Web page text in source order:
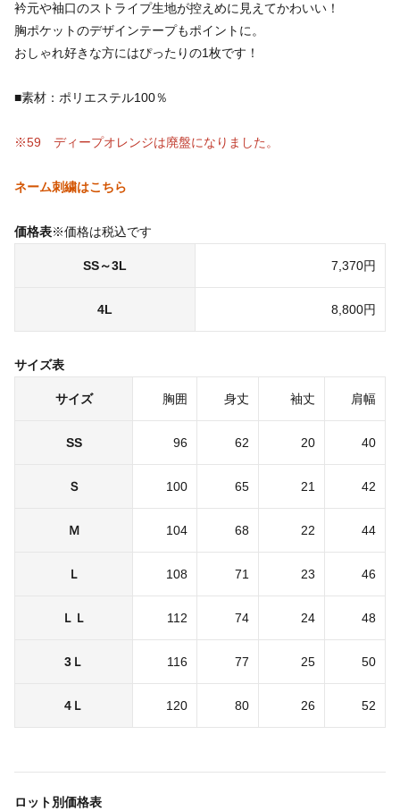
衿元や袖口のストライプ生地が控えめに見えてかわいい！
胸ポケットのデザインテープもポイントに。
おしゃれ好きな方にはぴったりの1枚です！
■素材：ポリエステル100％
※59 ディープオレンジは廃盤になりました。
ネーム刺繍はこちら
価格表※価格は税込です
SS～3L 7,370円
4L 8,800円
サイズ表
サイズ 胸囲 身丈 袖丈 肩幅
SS 96 62 20 40
Ｓ 100 65 21 42
Ｍ 104 68 22 44
Ｌ 108 71 23 46
ＬＬ 112 74 24 48
3Ｌ 116 77 25 50
4Ｌ 120 80 26 52
ロット別価格表